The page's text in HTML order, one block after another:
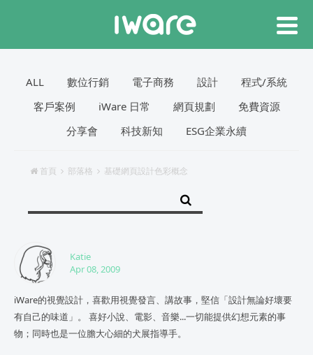
ALL 數位行銷 電子商務 設計
程式/系統
客戶案例
iWare 日常 網頁規劃
免費資源
分享會
科技新知 ESG企業永續
首頁 部落格 基礎網頁設計色彩概念
Katie
Apr 08, 2009
iWare的視覺設計，喜歡用視覺發言、講故事，堅信「設計無論好壞要
有自己的味道」。 喜好小說、電影、音樂...一切能提供幻想元素的事
物；同時也是一位膽大心細的犬展指導手。